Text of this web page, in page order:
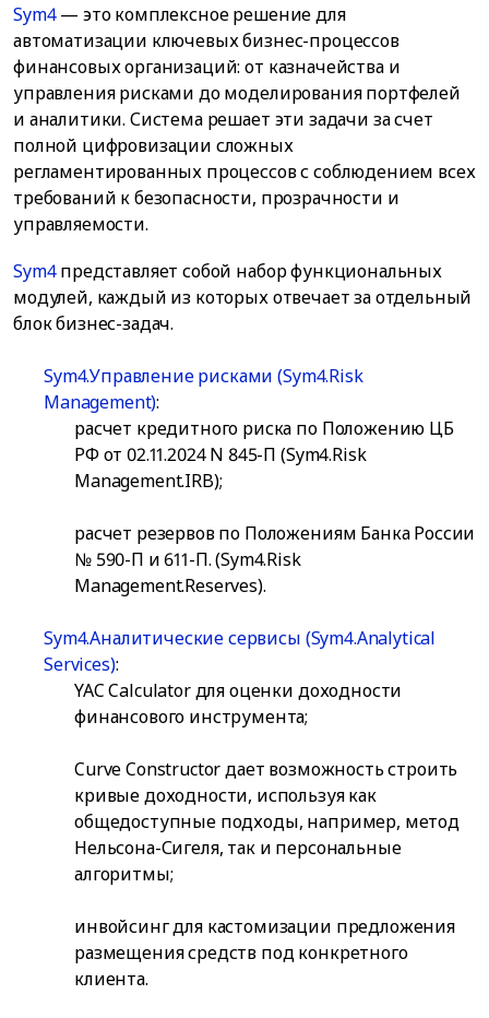
Sym4— это комплексное решение для
автоматизации ключевых бизнес-процессов
финансовых организаций: от казначейства и
управления рисками до моделирования портфелей
и аналитики. Система решает эти задачи за счет
полной цифровизации сложных
регламентированных процессов с соблюдением всех
требований к безопасности, прозрачности и
управляемости.
Sym4представляет собой набор функциональных
модулей, каждый из которых отвечает за отдельный
блок бизнес-задач.
Sym4.Управление рисками (Sym4.Risk
Management):
расчет кредитного риска по Положению ЦБ
РФ от 02.11.2024 N 845-П (Sym4.Risk
Management.IRB);
расчет резервов по Положениям Банка России
№ 590-П и 611-П. (Sym4.Risk
Management.Reserves).
Sym4.Аналитические сервисы (Sym4.Analytical
Services):
YAC Calculator для оценки доходности
финансового инструмента;
Curve Constructor дает возможность строить
кривые доходности, используя как
общедоступные подходы, например, метод
Нельсона-Сигеля, так и персональные
алгоритмы;
инвойсинг для кастомизации предложения
размещения средств под конкретного
клиента.